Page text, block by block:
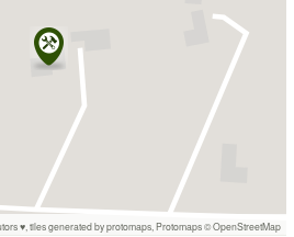
♥, tiles generated by protomaps Protomaps©OpenStreetMap